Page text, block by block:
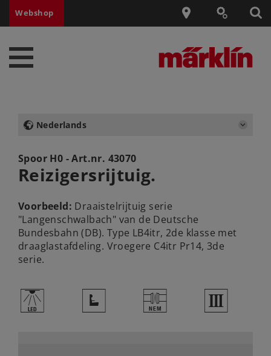
Webshop
Nederlands
Spoor H0 - Art.nr. 43070
Reizigersrijtuig.
Voorbeeld: Draaistelrijtuig serie
"Langenschwalbach" van de Deutsche
Bundesbahn (DB). Type LB4itr, 2de klasse met
draaglastafdeling. Vroegere C4itr Pr14, 3de
serie.
, j U 3